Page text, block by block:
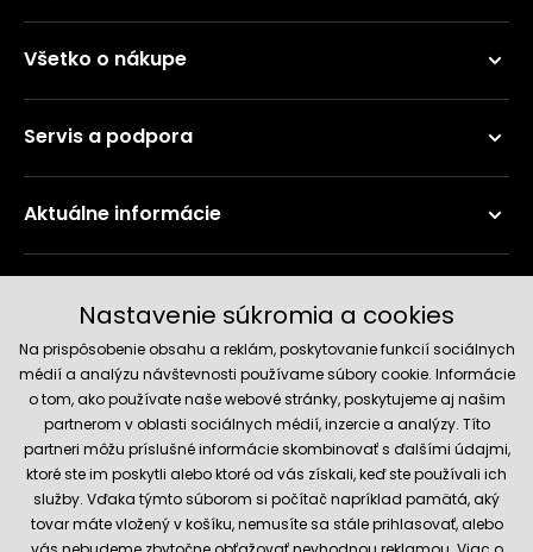
Všetko o nákupe
Servis a podpora
Aktuálne informácie
Spoľahlivý obchod
Nastavenie súkromia a cookies
Na prispôsobenie obsahu a reklám, poskytovanie funkcií sociálnych
médií a analýzu návštevnosti používame súbory cookie. Informácie
o tom, ako používate naše webové stránky, poskytujeme aj našim
partnerom v oblasti sociálnych médií, inzercie a analýzy. Títo
partneri môžu príslušné informácie skombinovať s ďalšími údajmi,
ktoré ste im poskytli alebo ktoré od vás získali, keď ste používali ich
služby. Vďaka týmto súborom si počítač napríklad pamätá, aký
tovar máte vložený v košíku, nemusíte sa stále prihlasovať, alebo